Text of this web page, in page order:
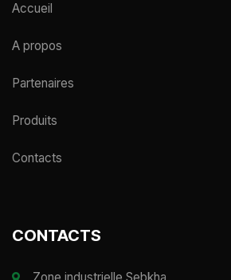
Accueil
A propos
Partenaires
Produits
Contacts
CONTACTS